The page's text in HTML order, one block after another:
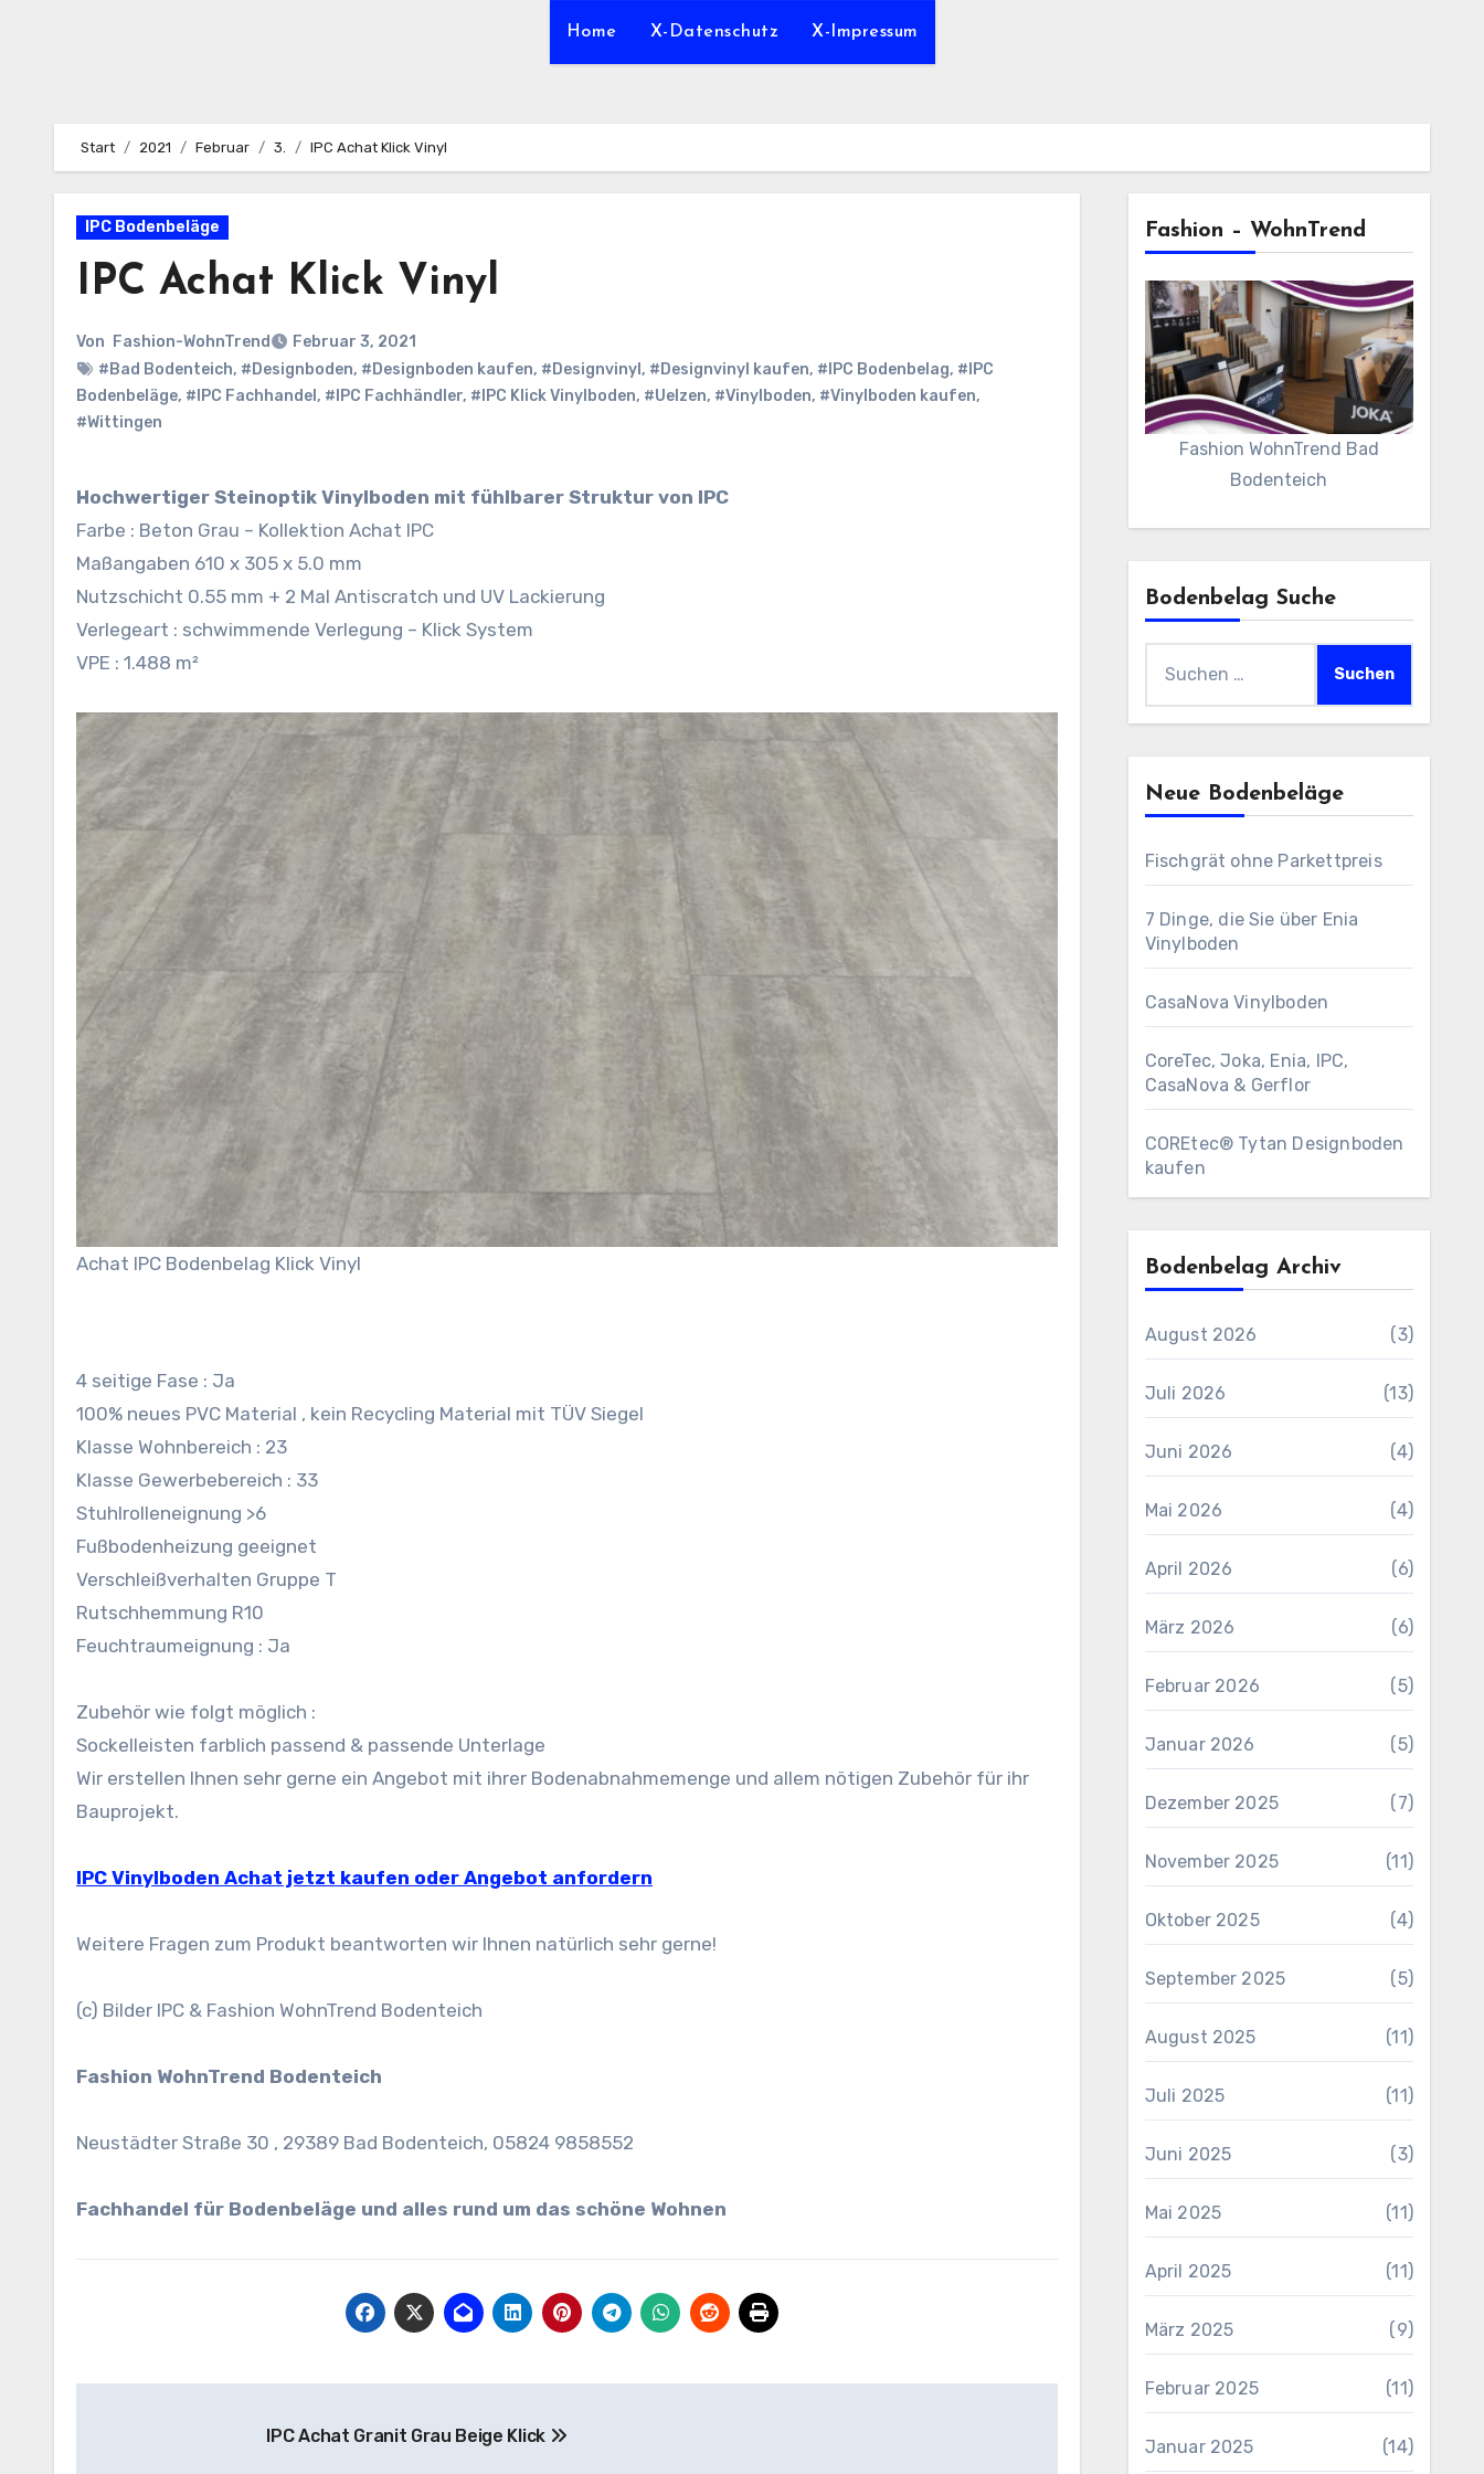
Home X-Datenschutz X-Impressum
Start 2021 Februar 3. IPC Achat Klick Vinyl
IPC Bodenbeläge
IPC Achat Klick Vinyl
Von Fashion-WohnTrend
Februar 3, 2021
#Bad Bodenteich, #Designboden, #Designboden kaufen, #Designvinyl , #Designvinyl kaufen, #IPC Bodenbelag, #IPC
Bodenbeläge, #IPC Fachhandel , #IPC Fachhändler, #IPC Klick Vinylboden, #Uelzen, #Vinylboden, #Vinylboden kaufen,
#Wittingen
Hochwertiger Steinoptik Vinylboden mit fühlbarer Struktur von IPC
Farbe : Beton Grau – Kollektion Achat IPC
Maßangaben 610 x 305 x 5.0 mm
Nutzschicht 0.55 mm + 2 Mal Antiscratch und UV Lackierung
Verlegeart : schwimmende Verlegung – Klick System
VPE : 1.488 m²
Achat IPC Bodenbelag Klick Vinyl
4 seitige Fase : Ja
100% neues PVC Material , kein Recycling Material mit TÜV Siegel
Klasse Wohnbereich : 23
Klasse Gewerbebereich : 33
Stuhlrolleneignung >6
Fußbodenheizung geeignet
Verschleißverhalten Gruppe T
Rutschhemmung R10
Feuchtraumeignung : Ja
Zubehör wie folgt möglich :
Sockelleisten farblich passend & passende Unterlage
Wir erstellen Ihnen sehr gerne ein Angebot mit ihrer Bodenabnahmemenge und allem nötigen Zubehör für ihr
Bauprojekt.
IPC Vinylboden Achat jetzt kaufen oder Angebot anfordern
Weitere Fragen zum Produkt beantworten wir Ihnen natürlich sehr gerne!
(c) Bilder IPC & Fashion WohnTrend Bodenteich
Fashion WohnTrend Bodenteich
Neustädter Straße 30 , 29389 Bad Bodenteich, 05824 9858552
Fachhandel für Bodenbeläge und alles rund um das schöne Wohnen
IPC Achat Granit Grau Beige Klick
Fashion – WohnTrend
Fashion WohnTrend Bad
Bodenteich
Bodenbelag Suche
nach:
Neue Bodenbeläge
Fischgrät ohne Parkettpreis
7 Dinge, die Sie über Enia
Vinylboden
CasaNova Vinylboden
CoreTec, Joka, Enia, IPC,
CasaNova & Gerflor
COREtec® Tytan Designboden
kaufen
Bodenbelag Archiv
August 2026 (3)
Juli 2026 (13)
Juni 2026 (4)
Mai 2026 (4)
April 2026 (6)
März 2026 (6)
Februar 2026 (5)
Januar 2026 (5)
Dezember 2025 (7)
November 2025 (11)
Oktober 2025 (4)
September 2025 (5)
August 2025 (11)
Juli 2025 (11)
Juni 2025 (3)
Mai 2025 (11)
April 2025 (11)
März 2025 (9)
Februar 2025 (11)
Januar 2025 (14)